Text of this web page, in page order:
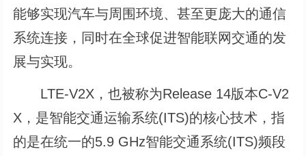
能够实现汽车与周围环境、甚至更庞大的通信
系统连接，同时在全球促进智能联网交通的发
展与实现。
LTE-V2X，也被称为Release 14版本C-V2
X，是智能交通运输系统(ITS)的核心技术，指
的是在统一的5.9 GHz智能交通系统(ITS)频段